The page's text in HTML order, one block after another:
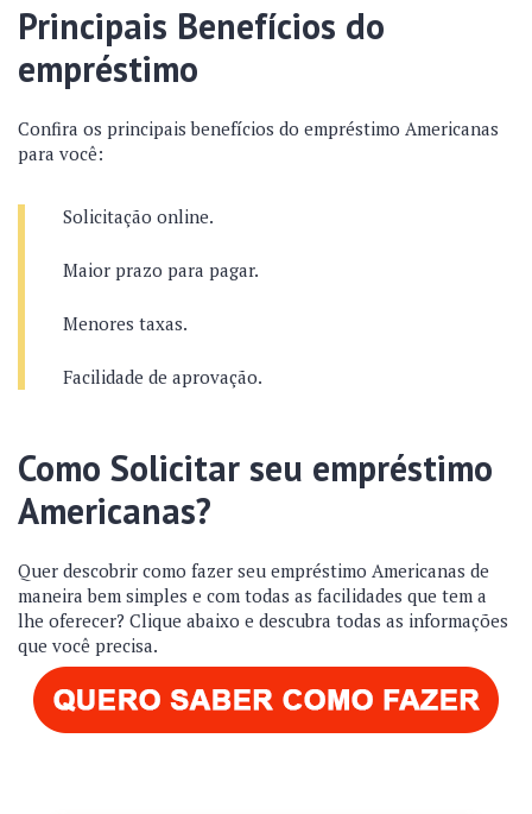
Principais Benefícios do
empréstimo
Confira os principais benefícios do empréstimo Americanas
para você:
Solicitação online.
Maior prazo para pagar.
Menores taxas.
Facilidade de aprovação.
Como Solicitar seu empréstimo
Americanas?
Quer descobrir como fazer seu empréstimo Americanas de
maneira bem simples e com todas as facilidades que tem a
lhe oferecer? Clique abaixo e descubra todas as informações
que você precisa.